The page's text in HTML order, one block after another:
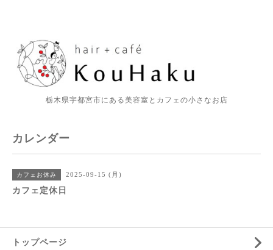
栃木県宇都宮市にある美容室とカフェの小さなお店
カレンダー
カフェお休み 2025-09-15 (月)
カフェ定休日
トップページ